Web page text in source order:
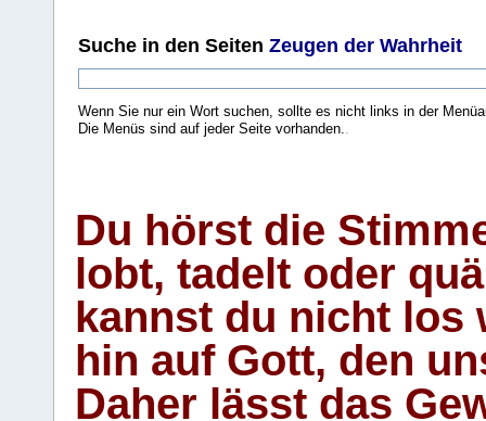
Suche in den Seiten Zeugen der Wahrheit
Wenn Sie nur ein Wort suchen, sollte es nicht links in der
Die Menüs sind auf jeder Seite vorhanden.
Du hörst die
lobt, tadelt oder
kannst du nicht los
hin auf Gott, den
Daher lässt das